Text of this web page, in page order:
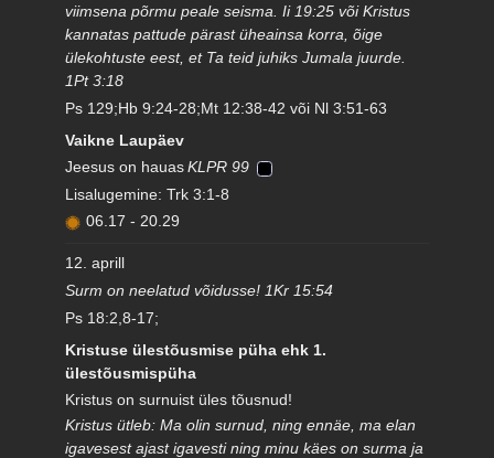
viimsena põrmu peale seisma. Ii 19:25 või Kristus
kannatas pattude pärast üheainsa korra, õige
ülekohtuste eest, et Ta teid juhiks Jumala juurde.
1Pt 3:18
Ps 129;Hb 9:24-28;Mt 12:38-42 või Nl 3:51-63
Vaikne Laupäev
Jeesus on hauasKLPR 99
Lisalugemine: Trk 3:1-8
06.17 - 20.29
12. aprill
Surm on neelatud võidusse! 1Kr 15:54
Ps 18:2,8-17;
Kristuse ülestõusmise püha ehk 1.
ülestõusmispüha
Kristus on surnuist üles tõusnud!
Kristus ütleb: Ma olin surnud, ning ennäe, ma elan
igavesest ajast igavesti ning minu käes on surma ja